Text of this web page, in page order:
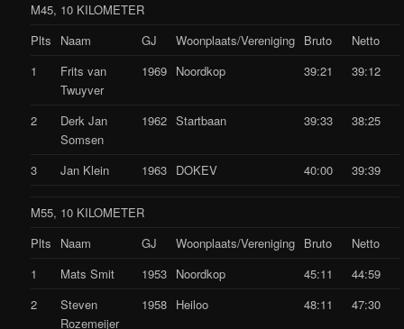
M45, 10 KILOMETER
Plts
Naam GJ Woonplaats/Vereniging Bruto
Netto
1
Frits van
Twuyver
1969 Noordkop 39:21 39:12
2
Derk Jan
Somsen
1962 Startbaan 39:33 38:25
3 Jan Klein 1963 DOKEV 40:00 39:39
M55, 10 KILOMETER
Plts
Naam GJ Woonplaats/Vereniging Bruto
Netto
1
Mats Smit 1953 Noordkop 45:11
44:59
2
Steven
Rozemeijer
1958 Heiloo 48:11 47:30